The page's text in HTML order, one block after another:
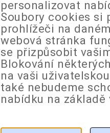
personalizovat
Soubory cookies si
prohlížeči na
webová stránka
se přizpůsobit
Blokování
na vaši
také nebudeme
nabídku na